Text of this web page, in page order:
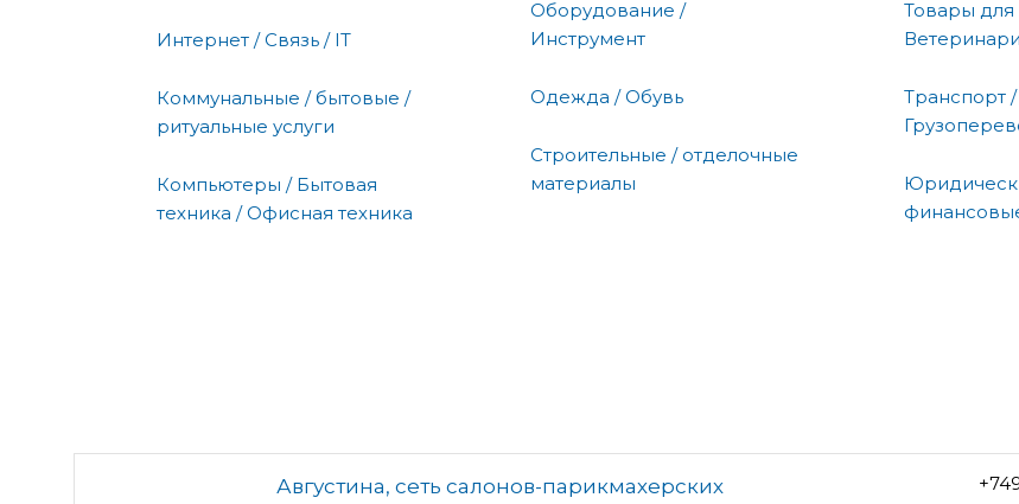
Интернет / Связь / IT
Коммунальные / бытовые /
ритуальные услуги
Компьютеры / Бытовая
техника / Офисная техника
Оборудование /
Инструмент
Одежда / Обувь
Строительные / отделочные
материалы
Товары
Транспорт /
Августина, сеть салонов-парикмахерских